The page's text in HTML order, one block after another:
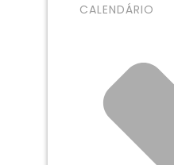
CALENDÁRIO